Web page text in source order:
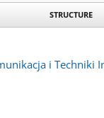
STRUCTURE
i Techniki